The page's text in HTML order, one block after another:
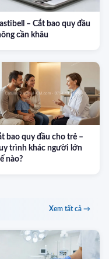
– Cắt bao quy đầu
cần khâu
bao quy đầu cho trẻ –
trình khác người lớn
nào?
Xem tất cả →